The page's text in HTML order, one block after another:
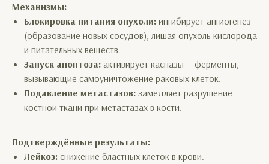
Механизмы:
Блокировка питания опухоли: ингибирует ангиогенез
(образование новых сосудов), лишая опухоль кислорода
и питательных веществ.
Запуск апоптоза: активирует каспазы — ферменты,
вызывающие самоуничтожение раковых клеток.
Подавление метастазов: замедляет разрушение
костной ткани при метастазах в кости.
Подтверждённые результаты:
Лейкоз: снижение бластных клеток в крови.